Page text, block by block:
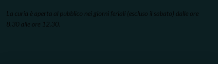
La curia è aperta al pubblico nei giorni feriali (escluso il sabato) dalle ore
8.30 alle ore 12.30.